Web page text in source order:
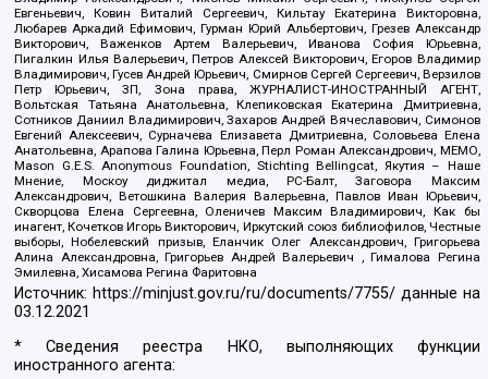
Евгеньевич, Ковин Виталий Сергеевич, Кильтау Екатерина Викторовна,
Любарев Аркадий Ефимович, Гурман Юрий Альбертович, Грезев Александр
Викторович, Важенков Артем Валерьевич, Иванова София Юрьевна,
Пигалкин Илья Валерьевич, Петров Алексей Викторович, Егоров Владимир
Владимирович, Гусев Андрей Юрьевич, Смирнов Сергей Сергеевич, Верзилов
Петр Юрьевич, ЗП, Зона права, ЖУРНАЛИСТ-ИНОСТРАННЫЙ АГЕНТ,
Вольтская Татьяна Анатольевна, Клепиковская Екатерина Дмитриевна,
Сотников Даниил Владимирович, Захаров Андрей Вячеславович, Симонов
Евгений Алексеевич, Сурначева Елизавета Дмитриевна, Соловьева Елена
Анатольевна, Арапова Галина Юрьевна, Перл Роман Александрович, МЕМО,
Mason G.E.S. Anonymous Foundation, Stichting Bellingcat, Якутия – Наше
Мнение, Москоу диджитал медиа, РС-Балт, Заговора Максим
Александрович, Ветошкина Валерия Валерьевна, Павлов Иван Юрьевич,
Скворцова Елена Сергеевна, Оленичев Максим Владимирович, Как бы
инагент, Кочетков Игорь Викторович, Иркутский союз библиофилов, Честные
выборы, Нобелевский призыв, Еланчик Олег Александрович, Григорьева
Алина Александровна, Григорьев Андрей Валерьевич , Гималова Регина
Эмилевна, Хисамова Регина Фаритовна
Источник: https://minjust.gov.ru/ru/documents/7755/ данные на
03.12.2021
* Сведения реестра НКО, выполняющих функции
иностранного агента: